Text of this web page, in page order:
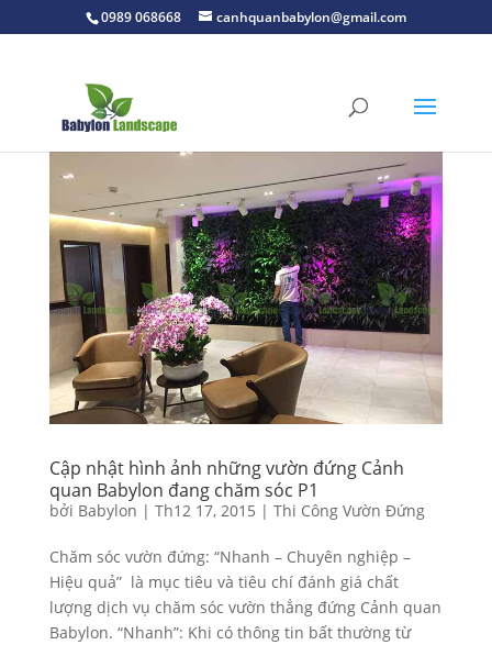
0989 068668 canhquanbabylon@gmail.com
Cập nhật hình ảnh những vườn đứng Cảnh
quan Babylon đang chăm sóc P1
bởi Babylon | Th12 17, 2015 | Thi Công Vườn Đứng
Chăm sóc vườn đứng: “Nhanh – Chuyên nghiệp –
Hiệu quả” là mục tiêu và tiêu chí đánh giá chất
lượng dịch vụ chăm sóc vườn thẳng đứng Cảnh quan
Babylon. “Nhanh”: Khi có thông tin bất thường từ